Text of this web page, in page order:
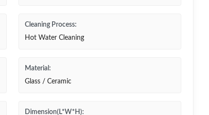
Cleaning Process:
Hot Water Cleaning
Material:
Glass / Ceramic
Dimension(L*W*H):